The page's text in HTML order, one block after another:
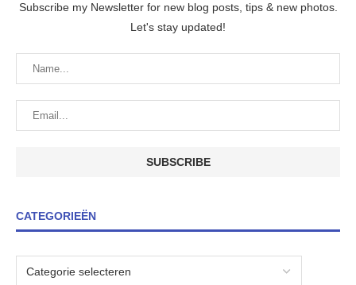
Subscribe my Newsletter for new blog posts, tips & new photos.
Let's stay updated!
CATEGORIEËN